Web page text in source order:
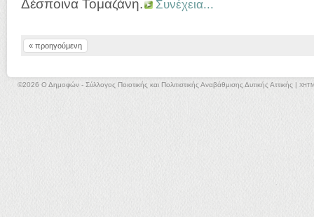
Δέσποινα Τομαζάνη. Συνέχεια...
« προηγούμενη
©2026 Ο Δημοφών - Σύλλογος Ποιοτικής και Πολιτιστικής Αναβάθμισης Δυτικής Αττικής |